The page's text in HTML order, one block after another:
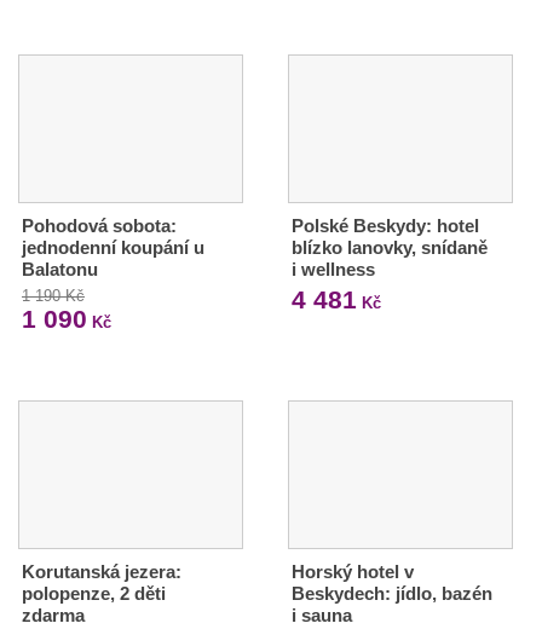
Pohodová sobota:
jednodenní koupání u
Balatonu
1 190 Kč
1 090 Kč
Polské Beskydy: hotel
blízko lanovky, snídaně
i wellness
4 481 Kč
Korutanská jezera:
polopenze, 2 děti
zdarma
Horský hotel v
Beskydech: jídlo, bazén
i sauna